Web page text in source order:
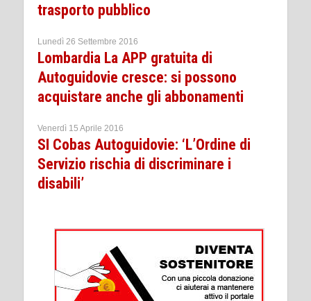
trasporto pubblico
Lunedì 26 Settembre 2016
Lombardia La APP gratuita di
Autoguidovie cresce: si possono
acquistare anche gli abbonamenti
Venerdì 15 Aprile 2016
SI Cobas Autoguidovie: ‘L’Ordine di
Servizio rischia di discriminare i
disabili’